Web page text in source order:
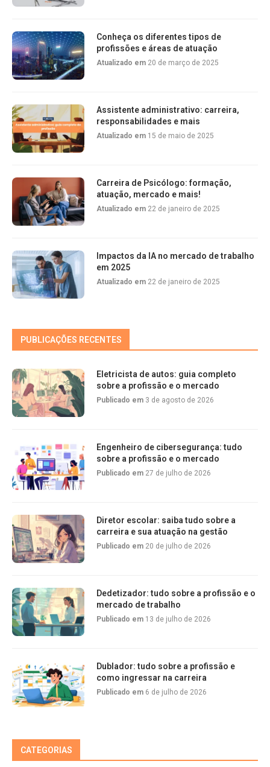
Conheça os diferentes tipos de
profissões e áreas de atuação
Atualizado em 20 de março de 2025
Assistente administrativo: carreira,
responsabilidades e mais
Atualizado em 15 de maio de 2025
Carreira de Psicólogo: formação,
atuação, mercado e mais!
Atualizado em 22 de janeiro de 2025
Impactos da IA no mercado de trabalho
em 2025
Atualizado em 22 de janeiro de 2025
PUBLICAÇÕES RECENTES
Eletricista de autos: guia completo
sobre a profissão e o mercado
Publicado em 3 de agosto de 2026
Engenheiro de cibersegurança: tudo
sobre a profissão e o mercado
Publicado em 27 de julho de 2026
Diretor escolar: saiba tudo sobre a
carreira e sua atuação na gestão
Publicado em 20 de julho de 2026
Dedetizador: tudo sobre a profissão e o
mercado de trabalho
Publicado em 13 de julho de 2026
Dublador: tudo sobre a profissão e
como ingressar na carreira
Publicado em 6 de julho de 2026
CATEGORIAS